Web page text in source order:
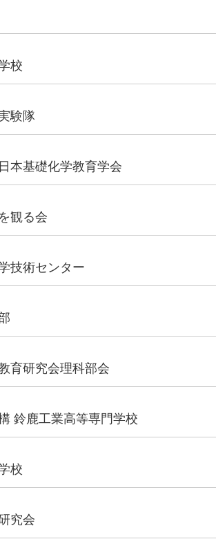
校
験隊
本基礎化学教育学会
観る会
技術センター
育研究会理科部会
鈴鹿工業高等専門学校
校
究会